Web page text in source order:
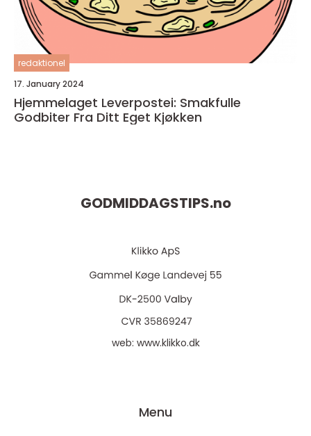
redaktionel
17. January 2024
Hjemmelaget Leverpostei: Smakfulle
Godbiter Fra Ditt Eget Kjøkken
GODMIDDAGSTIPS.no
web: www.klikko.dk
Menu